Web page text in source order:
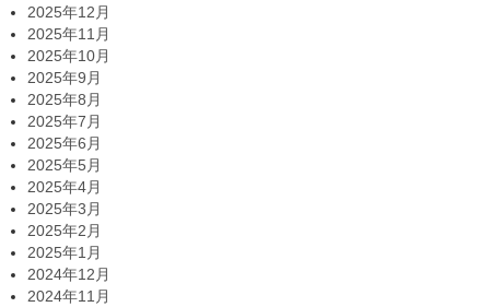
2025年12月
2025年11月
2025年10月
2025年9月
2025年8月
2025年7月
2025年6月
2025年5月
2025年4月
2025年3月
2025年2月
2025年1月
2024年12月
2024年11月